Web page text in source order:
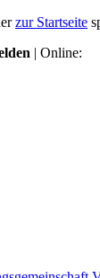
zur Startseite
| Online: